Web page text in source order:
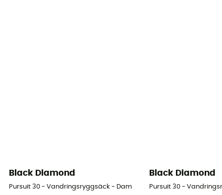
Black Diamond
Pursuit 30 - Vandringsryggsäck - Dam
Black Diamond
Pursuit 30 -